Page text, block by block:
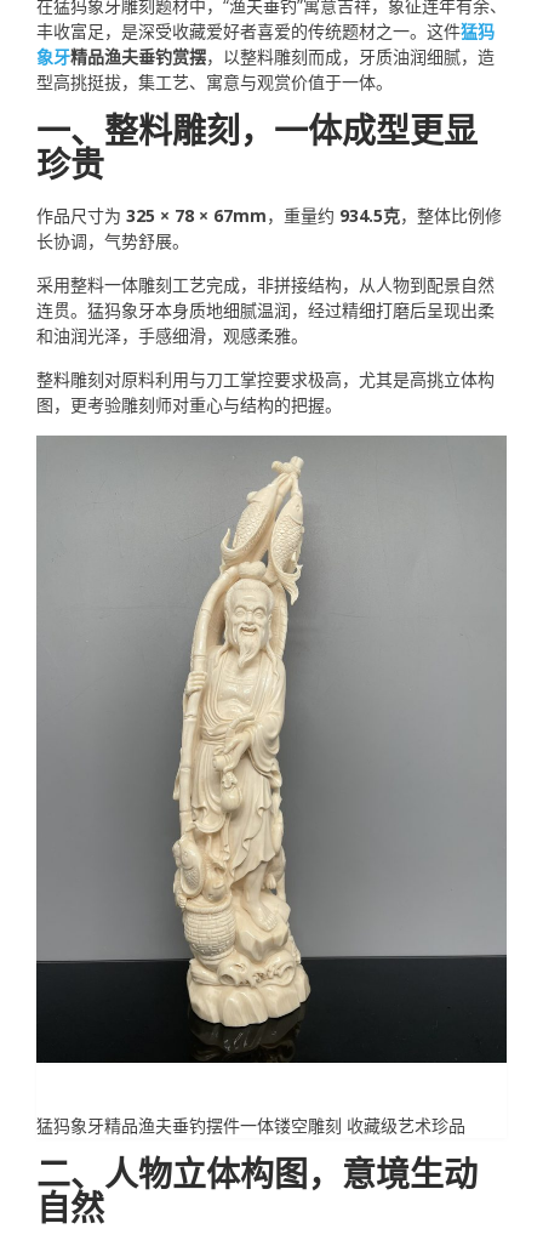
在猛犸象牙雕刻题材中，“渔夫垂钓”寓意吉祥，象征连年有余、
丰收富足，是深受收藏爱好者喜爱的传统题材之一。这件猛犸
象牙精品渔夫垂钓赏摆，以整料雕刻而成，牙质油润细腻，造
型高挑挺拔，集工艺、寓意与观赏价值于一体。
一、整料雕刻，一体成型更显
珍贵
作品尺寸为 325 × 78 × 67mm，重量约 934.5克，整体比例修
长协调，气势舒展。
采用整料一体雕刻工艺完成，非拼接结构，从人物到配景自然
连贯。猛犸象牙本身质地细腻温润，经过精细打磨后呈现出柔
和油润光泽，手感细滑，观感柔雅。
整料雕刻对原料利用与刀工掌控要求极高，尤其是高挑立体构
图，更考验雕刻师对重心与结构的把握。
猛犸象牙精品渔夫垂钓摆件一体镂空雕刻 收藏级艺术珍品
二、人物立体构图，意境生动
自然